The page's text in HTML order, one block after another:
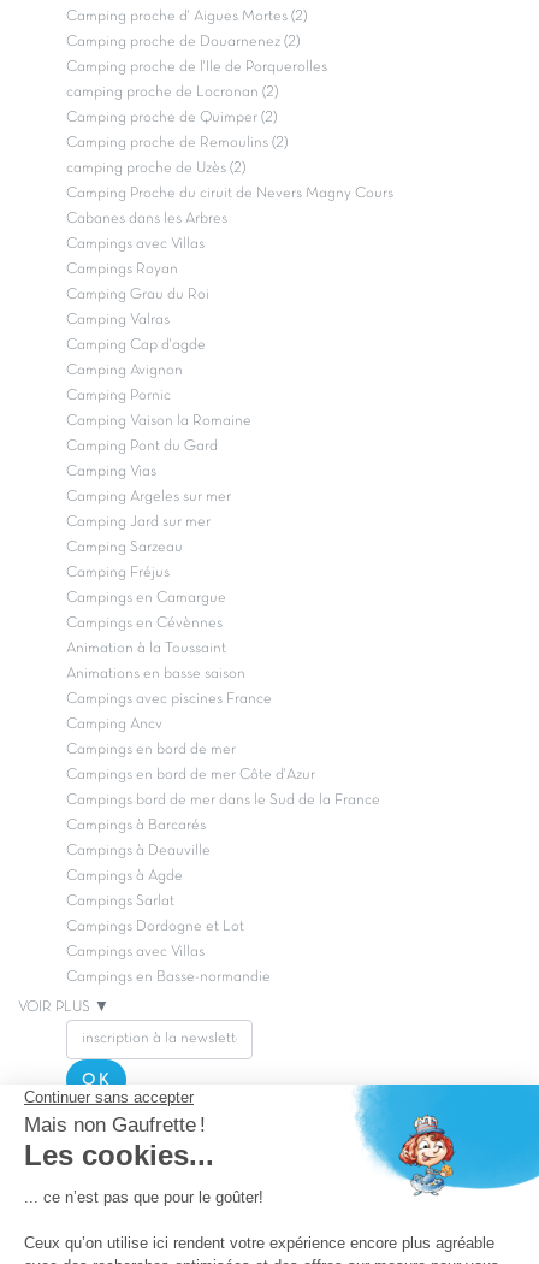
Camping proche d' Aigues Mortes (2)
Camping proche de Douarnenez (2)
Camping proche de l'Ile de Porquerolles
camping proche de Locronan (2)
Camping proche de Quimper (2)
Camping proche de Remoulins (2)
camping proche de Uzès (2)
Camping Proche du ciruit de Nevers Magny Cours
Cabanes dans les Arbres
Campings avec Villas
Campings Royan
Camping Grau du Roi
Camping Valras
Camping Cap d'agde
Camping Avignon
Camping Pornic
Camping Vaison la Romaine
Camping Pont du Gard
Camping Vias
Camping Argeles sur mer
Camping Jard sur mer
Camping Sarzeau
Camping Fréjus
Campings en Camargue
Campings en Cévènnes
Animation à la Toussaint
Animations en basse saison
Campings avec piscines France
Camping Ancv
Campings en bord de mer
Campings en bord de mer Côte d'Azur
Campings bord de mer dans le Sud de la France
Campings à Barcarés
Campings à Deauville
Campings à Agde
Campings Sarlat
Campings Dordogne et Lot
Campings avec Villas
Campings en Basse-normandie
VOIR PLUS ▼
OK
Copyright Capfun 2026 ©
Questions/Réponses
Facebook
Nos offres de lancement